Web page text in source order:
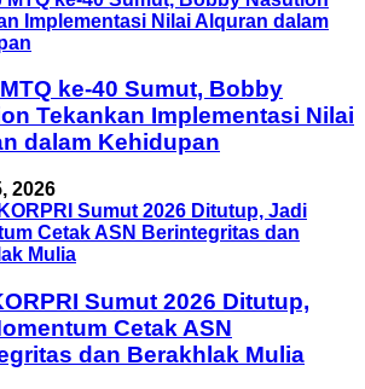
ke-40 Sumut, Bobby
Tekankan Implementasi Nilai
dalam Kehidupan
2026
Sumut 2026 Ditutup,
Cetak ASN
dan Berakhlak Mulia